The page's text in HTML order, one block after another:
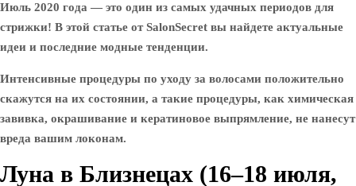
Июль 2020 года — это один из самых удачных периодов для
стрижки! В этой статье от SalonSecret вы найдете актуальные
идеи и последние модные тенденции.
Интенсивные процедуры по уходу за волосами положительно
скажутся на их состоянии, а такие процедуры, как химическая
завивка, окрашивание и кератиновое выпрямление, не нанесут
вреда вашим локонам.
Луна в Близнецах (16–18 июля,